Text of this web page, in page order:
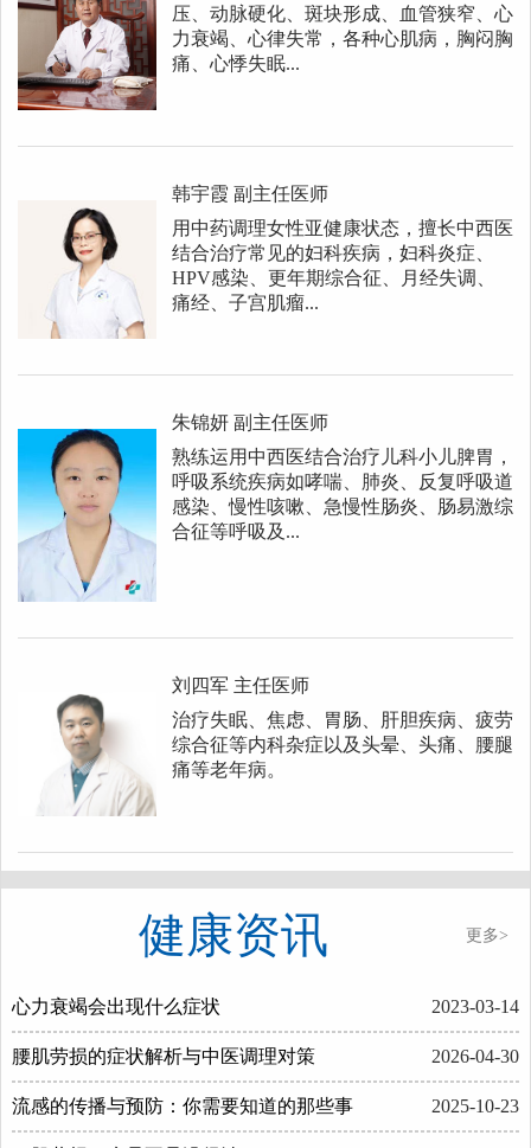
压、动脉硬化、斑块形成、血管狭窄、心
力衰竭、心律失常，各种心肌病，胸闷胸
痛、心悸失眠...
韩宇霞 副主任医师
用中药调理女性亚健康状态，擅长中西医
结合治疗常见的妇科疾病，妇科炎症、
HPV感染、更年期综合征、月经失调、
痛经、子宫肌瘤...
朱锦妍 副主任医师
熟练运用中西医结合治疗儿科小儿脾胃，
呼吸系统疾病如哮喘、肺炎、反复呼吸道
感染、慢性咳嗽、急慢性肠炎、肠易激综
合征等呼吸及...
刘四军 主任医师
治疗失眠、焦虑、胃肠、肝胆疾病、疲劳
综合征等内科杂症以及头晕、头痛、腰腿
痛等老年病。
健康资讯 更多>
心力衰竭会出现什么症状 2023-03-14
腰肌劳损的症状解析与中医调理对策 2026-04-30
流感的传播与预防：你需要知道的那些事 2025-10-23